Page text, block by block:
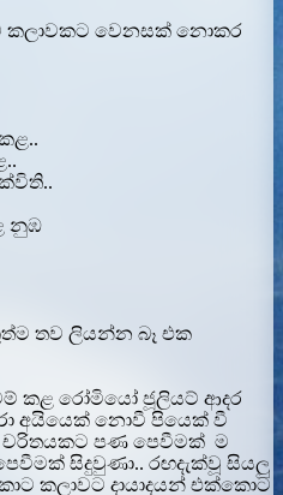
කලාවකට වෙනසක් නොකර
නුඹ
තව ලියන්න බෑ එක
කළ රෝමියෝ ජූලියට් ආදර
අයියෙක් නොවී පියෙක් වී
චරිතයකට පණ පෙවීමක් ම
සිදුවුණා.. රඟදැක්වූ සියලු
කලාවට දායාදයන් එක්කොට